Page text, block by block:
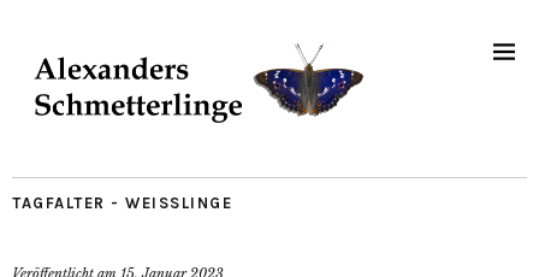
TAGFALTER - WEISSLINGE